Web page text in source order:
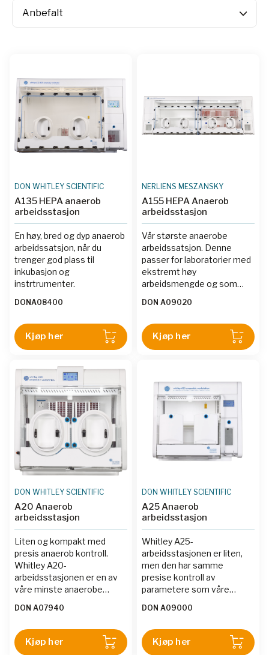
DON WHITLEY SCIENTIFIC
A135 HEPA anaerob
arbeidsstasjon
En høy, bred og dyp anaerob
arbeidssatsjon, når du
trenger god plass til
inkubasjon og
instrtrumenter.
DONA08400
Kjøp her
NERLIENS MESZANSKY
A155 HEPA Anaerob
arbeidsstasjon
Vår største anaerobe
arbeidssatsjon. Denne
passer for laboratorier med
ekstremt høy
arbeidsmengde og som
instrumenter inne i
DON A09020
Kjøp her
DON WHITLEY SCIENTIFIC
A20 Anaerob
arbeidsstasjon
Liten og kompakt med
presis anaerob kontroll.
Whitley A20-
arbeidsstasjonen er en av
våre minste anaerobe
utmerkede forhold for
undersøkelse av prøver
uten eksponering for
DON A07940
Kjøp her
DON WHITLEY SCIENTIFIC
A25 Anaerob
arbeidsstasjon
Whitley A25-
arbeidsstasjonen er liten,
men den har samme
presise kontroll av
parametere som våre
sikrer at de aller beste
opprettholdes. Den har en
kapasitet på 300
DON A09000
Kjøp her